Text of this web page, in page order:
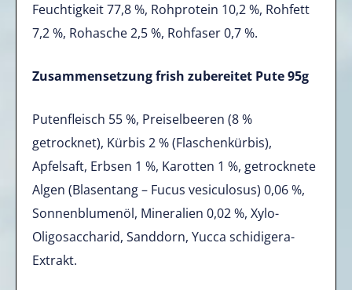
Feuchtigkeit 77,8 %, Rohprotein 10,2 %, Rohfett
7,2 %, Rohasche 2,5 %, Rohfaser 0,7 %.
Zusammensetzung frish zubereitet Pute 95g
Putenfleisch 55 %, Preiselbeeren (8 %
getrocknet), Kürbis 2 % (Flaschenkürbis),
Apfelsaft, Erbsen 1 %, Karotten 1 %, getrocknete
Algen (Blasentang – Fucus vesiculosus) 0,06 %,
Sonnenblumenöl, Mineralien 0,02 %, Xylo-
Oligosaccharid, Sanddorn, Yucca schidigera-
Extrakt.